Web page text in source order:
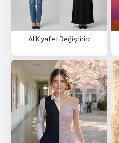
AI Kıyafet Değiştirici